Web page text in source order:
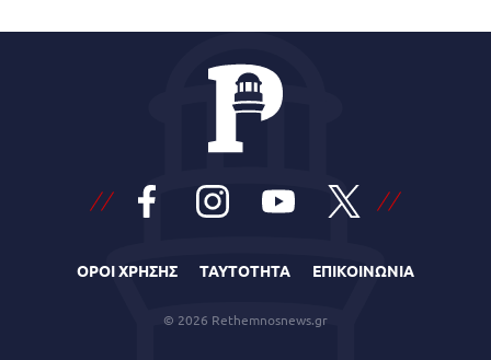
ΟΡΟΙ ΧΡΗΣΗΣ ΤΑΥΤΟΤΗΤΑ ΕΠΙΚΟΙΝΩΝΙΑ
© 2026 Rethemnosnews.gr